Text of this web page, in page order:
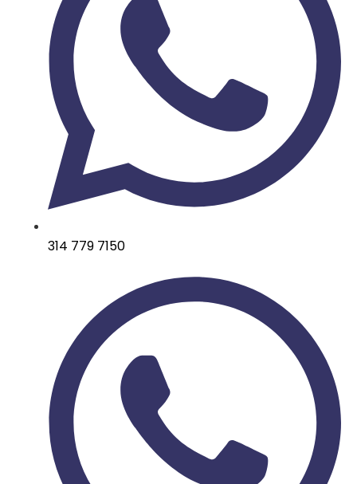
314 779 7150